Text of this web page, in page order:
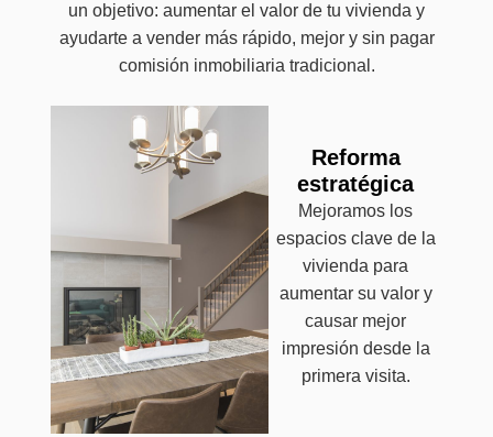
un objetivo: aumentar el valor de tu vivienda y
ayudarte a vender más rápido, mejor y sin pagar
comisión inmobiliaria tradicional.
Reforma
estratégica
Mejoramos los
espacios clave de la
vivienda para
aumentar su valor y
causar mejor
impresión desde la
primera visita.